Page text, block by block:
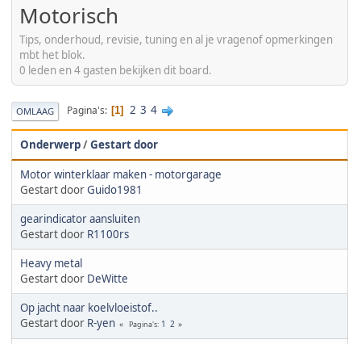
Motorisch
Tips, onderhoud, revisie, tuning en al je vragenof opmerkingen
mbt het blok.
0 leden en 4 gasten bekijken dit board.
OMLAAG Pagina's 1 2 3 4
Onderwerp/Gestart door
Motor winterklaar maken - motorgarage
Gestart doorGuido1981
gearindicator aansluiten
Gestart door R1100rs
Heavy metal
Gestart door DeWitte
Op jacht naar koelvloeistof..
Gestart door R-yen Pagina's 1 2